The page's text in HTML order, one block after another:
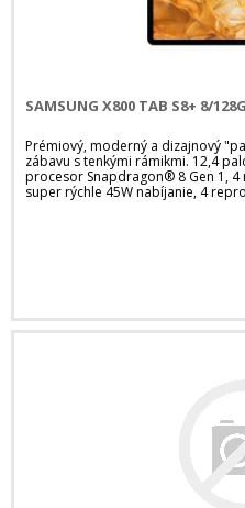
SAMSUNG X800 TAB S8+ 8/
Prémiový, moderný a dizajnový
zábavu s tenkými rámikmi. 12,4
procesor Snapdragon® 8 Gen 1, 4
super rýchle 45W nabíjanie, 4